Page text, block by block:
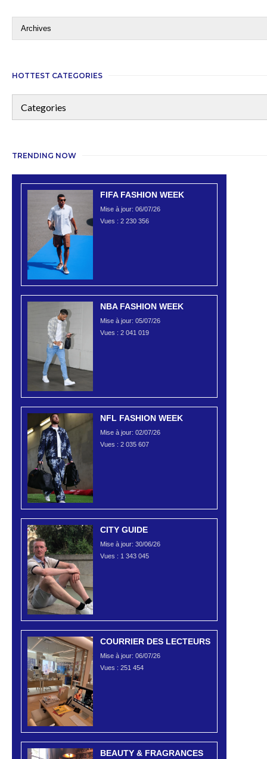
HOTTEST CATEGORIES
TRENDING NOW
FIFA FASHION WEEK
Mise à jour: 06/07/26
Vues : 2 230 356
NBA FASHION WEEK
Mise à jour: 05/07/26
Vues : 2 041 019
NFL FASHION WEEK
Mise à jour: 02/07/26
Vues : 2 035 607
CITY GUIDE
Mise à jour: 30/06/26
Vues : 1 343 045
COURRIER DES LECTEURS
Mise à jour: 06/07/26
Vues : 251 454
BEAUTY & FRAGRANCES